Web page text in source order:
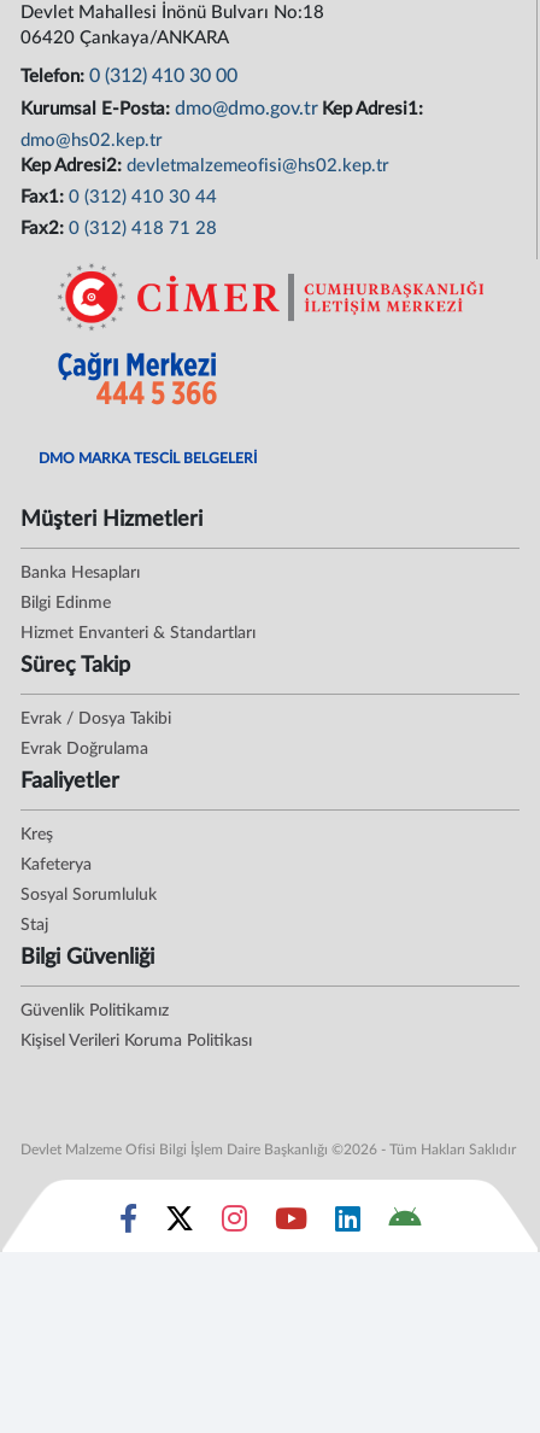
Devlet Mahallesi İnönü Bulvarı No:18
06420 Çankaya/ANKARA
Telefon:0 (312) 410 30 00
Kurumsal E-Posta:dmo@dmo.gov.tr Kep Adresi1:
dmo@hs02.kep.tr
Kep Adresi2:devletmalzemeofisi@hs02.kep.tr
Fax1:0 (312) 410 30 44
Fax2:0 (312) 418 71 28
DMO MARKA TESCİL BELGELERİ
Müşteri Hizmetleri
Banka Hesapları
Bilgi Edinme
Hizmet Envanteri & Standartları
Süreç Takip
Evrak / Dosya Takibi
Evrak Doğrulama
Faaliyetler
Kreş
Kafeterya
Sosyal Sorumluluk
Staj
Bilgi Güvenliği
Güvenlik Politikamız
Kişisel Verileri Koruma Politikası
Devlet Malzeme Ofisi Bilgi İşlem Daire Başkanlığı ©2026 - Tüm Hakları Saklıdır